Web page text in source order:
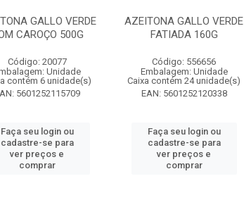
GALLO VERDE
CAROÇO 500G
Código: 20077
Unidade
contém 6 unidade(s)
5601252115709
Faça seu login ou
cadastre-se para
ver preços e
comprar
AZEITONA GALLO VERDE
FATIADA 160G
Código: 556656
Embalagem: Unidade
Caixa contém 24 unidade(s)
EAN: 5601252120338
Faça seu login ou
cadastre-se para
ver preços e
comprar